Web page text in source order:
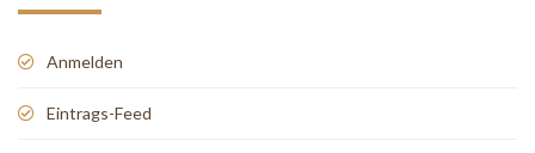
Anmelden
Eintrags-Feed